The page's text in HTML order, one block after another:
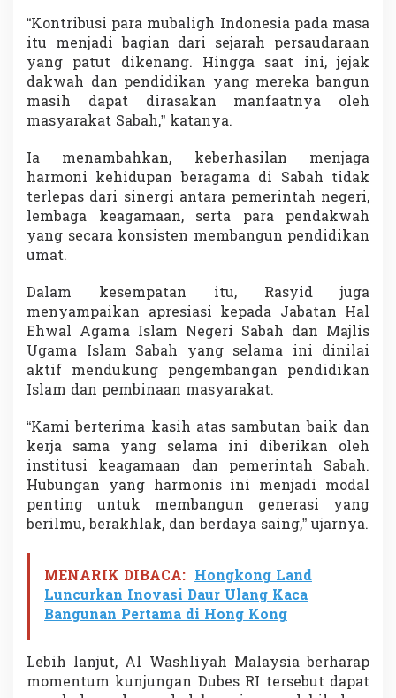
“Kontribusi para mubaligh Indonesia pada masa
itu menjadi bagian dari sejarah persaudaraan
yang patut dikenang. Hingga saat ini, jejak
dakwah dan pendidikan yang mereka bangun
masih dapat dirasakan manfaatnya oleh
masyarakat Sabah,” katanya.
Ia menambahkan, keberhasilan menjaga
harmoni kehidupan beragama di Sabah tidak
terlepas dari sinergi antara pemerintah negeri,
lembaga keagamaan, serta para pendakwah
yang secara konsisten membangun pendidikan
umat.
Dalam kesempatan itu, Rasyid juga
menyampaikan apresiasi kepada Jabatan Hal
Ehwal Agama Islam Negeri Sabah dan Majlis
Ugama Islam Sabah yang selama ini dinilai
aktif mendukung pengembangan pendidikan
Islam dan pembinaan masyarakat.
“Kami berterima kasih atas sambutan baik dan
kerja sama yang selama ini diberikan oleh
institusi keagamaan dan pemerintah Sabah.
Hubungan yang harmonis ini menjadi modal
penting untuk membangun generasi yang
berilmu, berakhlak, dan berdaya saing,” ujarnya.
MENARIK DIBACA: Hongkong Land
Luncurkan Inovasi Daur Ulang Kaca
Bangunan Pertama di Hong Kong
Lebih lanjut, Al Washliyah Malaysia berharap
momentum kunjungan Dubes RI tersebut dapat